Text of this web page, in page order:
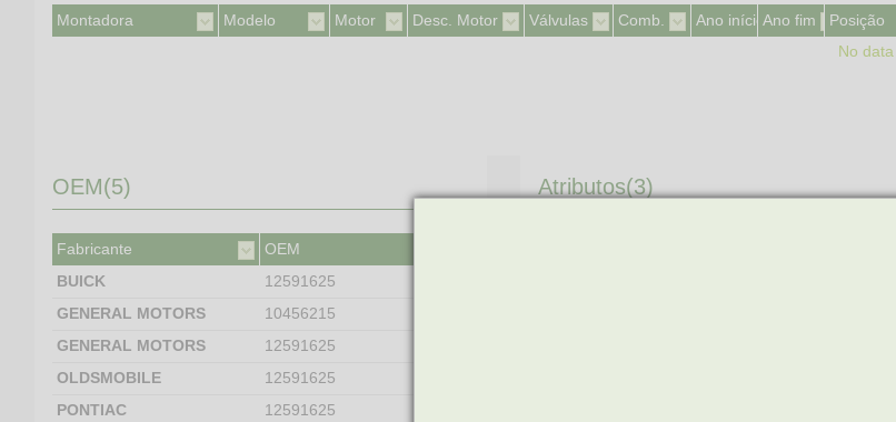
Montadora Modelo Motor Desc. Motor Válvulas Comb. Ano inícioAno fim Posição
No
OEM(5)
Fabricante
OEM
BUICK
12591625
GENERAL MOTORS
10456215
GENERAL MOTORS
12591625
OLDSMOBILE
12591625
PONTIAC
12591625
Atributos(3)